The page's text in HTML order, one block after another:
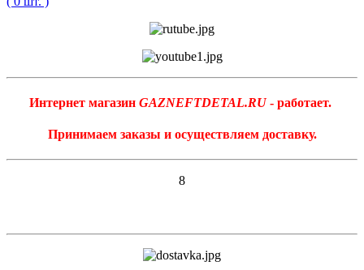
Интернет магазин GAZNEFTDETAL.RU- работает.
Принимаем заказы и осуществляем доставку.
8